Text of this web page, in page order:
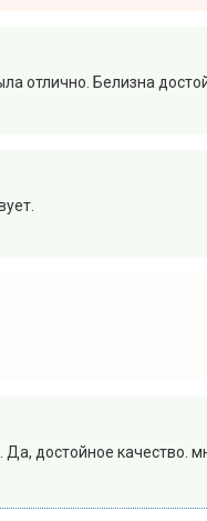
отлично. Белизна
достойное качество.